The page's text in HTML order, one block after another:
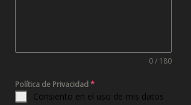
0 / 180
Política de Privacidad*
Consiento en el uso de mis datos